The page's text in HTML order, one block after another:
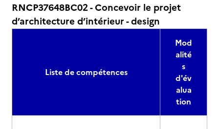
RNCP37648BC02 - Concevoir le projet
d’architecture d’intérieur - design
Liste de compétences
Mod
alité
s
d'év
alua
tion